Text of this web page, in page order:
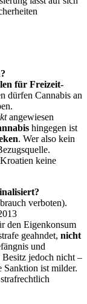
für Freizeit-
dürfen Cannabis an
angewiesen
hingegen ist
. Wer also kein
keine
verboten).
den Eigenkonsum
geahndet, nicht
und
Besitz jedoch nicht –
Sanktion ist milder.